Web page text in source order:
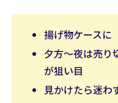
揚げ物ケースに
夕方〜夜は売り
が狙い目
見かけたら迷わ